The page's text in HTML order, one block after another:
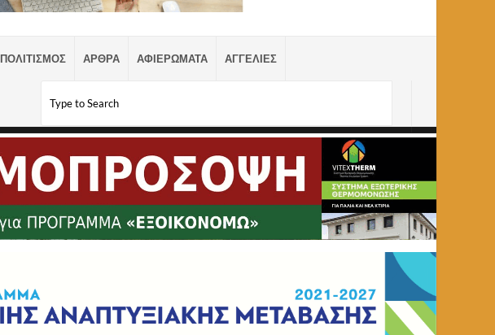
ΠΟΛΙΤΙΣΜΟΣ ΑΡΘΡΑ ΑΦΙΕΡΩΜΑΤΑ ΑΓΓΕΛΙΕΣ